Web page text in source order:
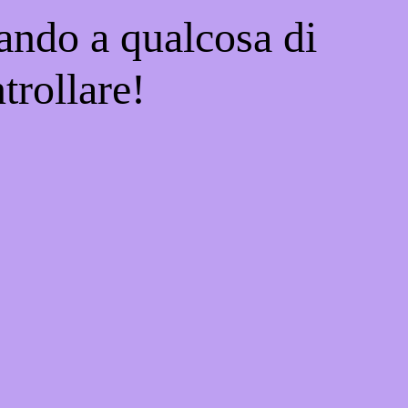
a qualcosa di